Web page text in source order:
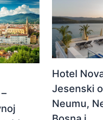
Hotel
Jesenski
Neumu,